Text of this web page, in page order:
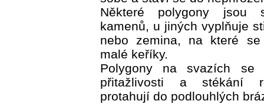
Některé polygony jsou
kamenů, u jiných vyplňuje
nebo zemina, na které
malé keříky.
Polygony na svazích se
přitažlivosti a stékání
protahují do podlouhlých